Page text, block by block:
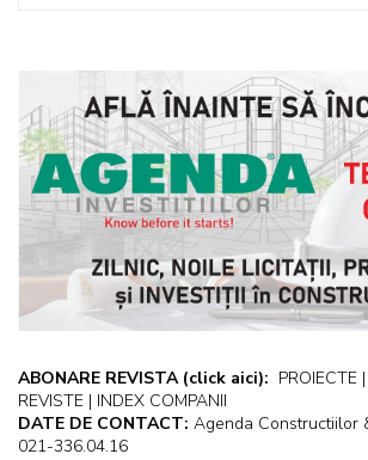
ABONARE REVISTA (click aici): PROIECTE
REVISTE | INDEX COMPANII
DATE DE CONTACT: Agenda Constructiilor
021-336.04.16